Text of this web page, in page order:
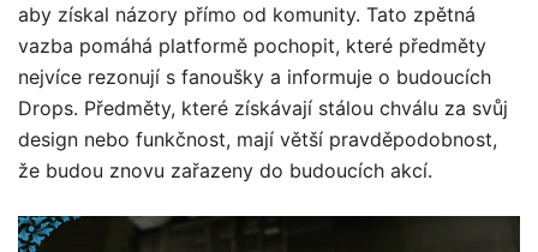
aby získal názory přímo od komunity. Tato zpětná
vazba pomáhá platformě pochopit, které předměty
nejvíce rezonují s fanoušky a informuje o budoucích
Drops. Předměty, které získávají stálou chválu za svůj
design nebo funkčnost, mají větší pravděpodobnost,
že budou znovu zařazeny do budoucích akcí.